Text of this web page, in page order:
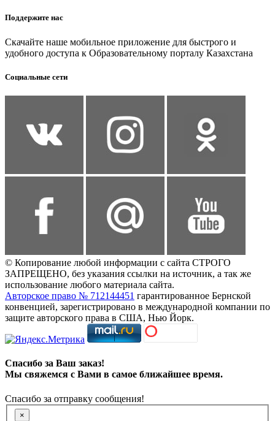
Поддержите нас
Скачайте наше мобильное приложение для быстрого и
удобного доступа к Образовательному порталу Казахстана
Социальные сети
© Копирование любой информации с сайта СТРОГО
ЗАПРЕЩЕНО, без указания ссылки на источник, а так же
использование любого материала сайта.
Авторское право № 712144451 гарантированное Бернской
конвенцией, зарегистрировано в международной компании по
защите авторского права в США, Нью Йорк.
Спасибо за Ваш заказ!
Мы свяжемся с Вами в самое ближайшее время.
Спасибо за отправку сообщения!
×